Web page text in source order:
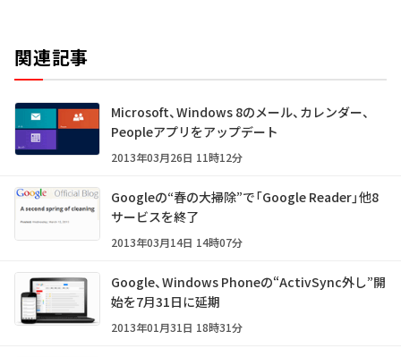
関連記事
Microsoft、Windows 8のメール、カレンダー、
Peopleアプリをアップデート
2013年03月26日 11時12分
Googleの“春の大掃除”で「Google Reader」他8
サービスを終了
2013年03月14日 14時07分
Google、Windows Phoneの“ActivSync外し”開
始を7月31日に延期
2013年01月31日 18時31分